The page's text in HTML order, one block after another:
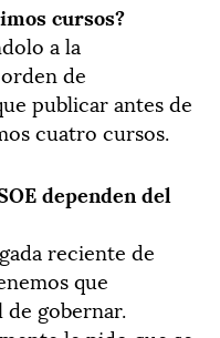
cursos?
a la
de
publicar antes de
cuatro cursos.
dependen del
reciente de
que
gobernar.